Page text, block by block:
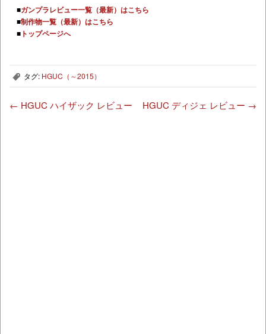
■ガンプラレビュー一覧（最新）はこちら
■制作物一覧（最新）はこちら
■ トップページへ
, タグ: HGUC（～2015）
← HGUC ハイザック レビュー HGUC ディジェ レビュー →